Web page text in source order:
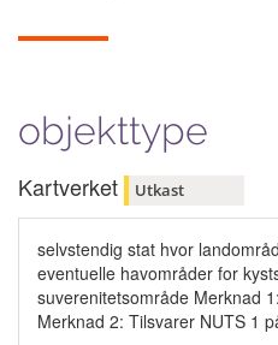
objekttype
Kartverket Utkast
selvstendig stat hvor
eventuelle havområder for
suverenitetsområde Merknad
Merknad 2: Tilsvarer NUTS 1